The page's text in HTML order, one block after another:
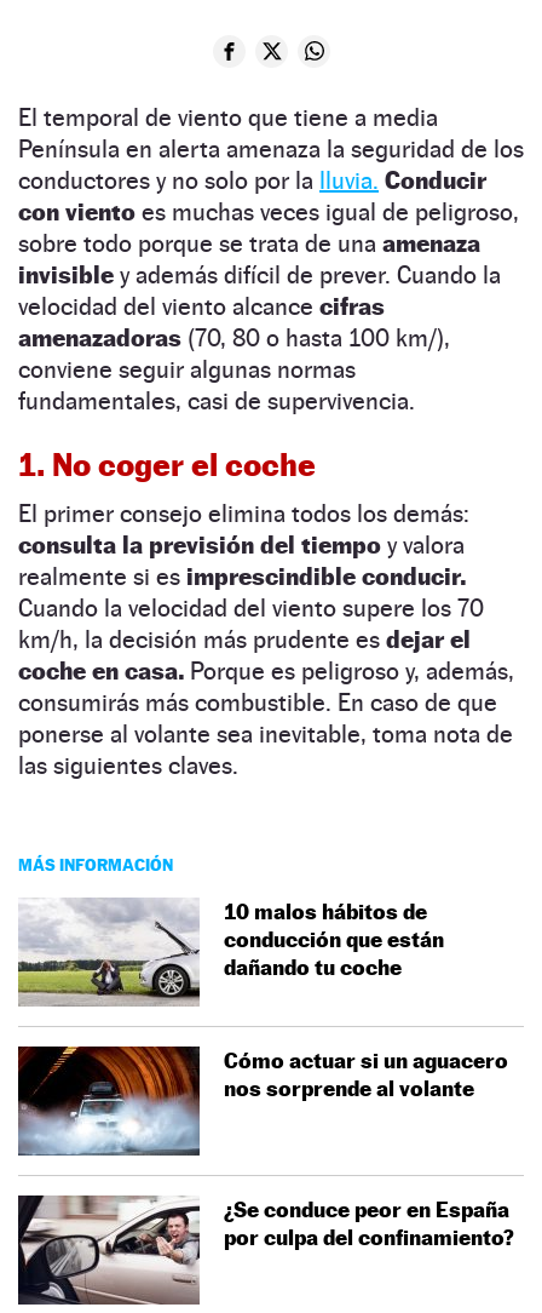
El temporal de viento que tiene a media
Península en alerta amenaza la seguridad de los
conductores y no solo por la lluvia. Conducir
con viento es muchas veces igual de peligroso,
sobre todo porque se trata de una amenaza
invisible y además difícil de prever. Cuando la
velocidad del viento alcance cifras
amenazadoras (70, 80 o hasta 100 km/),
conviene seguir algunas normas
fundamentales, casi de supervivencia.
1. No coger el coche
El primer consejo elimina todos los demás:
consulta la previsión del tiempo y valora
realmente si es imprescindible conducir.
Cuando la velocidad del viento supere los 70
km/h, la decisión más prudente es dejar el
coche en casa. Porque es peligroso y, además,
consumirás más combustible. En caso de que
ponerse al volante sea inevitable, toma nota de
las siguientes claves.
MÁS INFORMACIÓN
10 malos hábitos de
conducción que están
dañando tu coche
Cómo actuar si un aguacero
nos sorprende al volante
¿Se conduce peor en España
por culpa del confinamiento?